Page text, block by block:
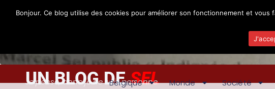
UN BLOG DESEL
Je pense, donc je ne suis personne
Belgique Monde Société
Bonjour. Ce blog utilise des cookies pour améliorer son fonctionnement et